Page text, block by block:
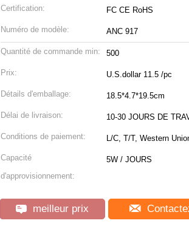
Certification: FC CE RoHS
Numéro de modèle: ANC 917
Quantité de commande min: 500
Prix: U.S.dollar 11.5 /pc
Détails d'emballage: 18.5*4.7*19.5cm
Délai de livraison: 10-30 JOURS DE
Conditions de paiement: L/C, T/T, Western
Capacité
d'approvisionnement:
5W / JOURS
meilleur prix